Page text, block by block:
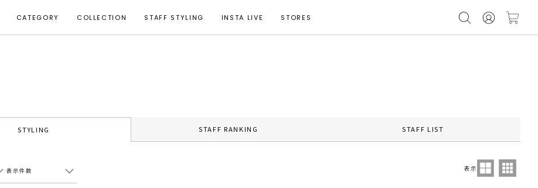
CATEGORY COLLECTION STAFF STYLING INSTA LIVE STORES
STYLING STAFF RANKING STAFF LIST
表示件数 表示